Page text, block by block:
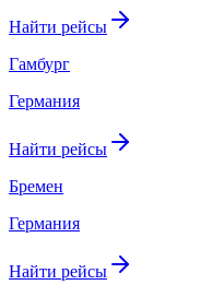
Найти рейсы
Гамбург
Германия
Найти рейсы
Бремен
Германия
Найти рейсы